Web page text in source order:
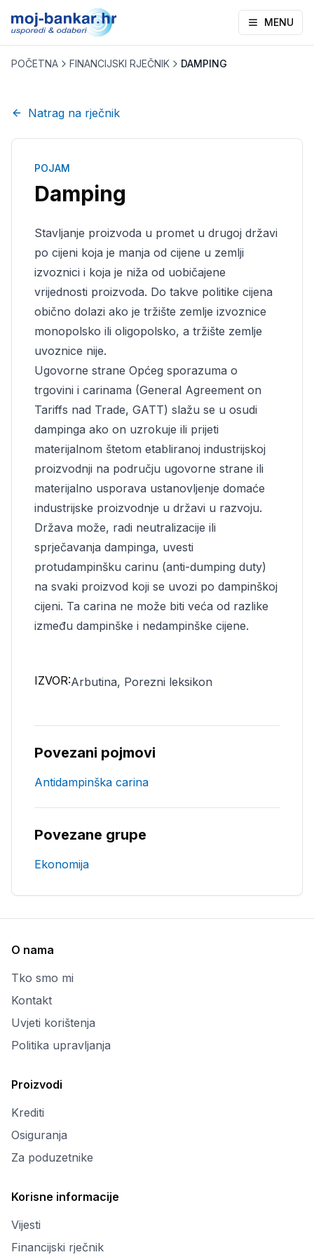
MENU
POČETNA FINANCIJSKI RJEČNIK DAMPING
Natrag na rječnik
POJAM
Damping
Stavljanje proizvoda u promet u drugoj državi
po cijeni koja je manja od cijene u zemlji
izvoznici i koja je niža od uobičajene
vrijednosti proizvoda. Do takve politike cijena
obično dolazi ako je tržište zemlje izvoznice
monopolsko ili oligopolsko, a tržište zemlje
uvoznice nije.
Ugovorne strane Općeg sporazuma o
trgovini i carinama (General Agreement on
Tariffs nad Trade, GATT) slažu se u osudi
dampinga ako on uzrokuje ili prijeti
materijalnom štetom etabliranoj industrijskoj
proizvodnji na području ugovorne strane ili
materijalno usporava ustanovljenje domaće
industrijske proizvodnje u državi u razvoju.
Država može, radi neutralizacije ili
sprječavanja dampinga, uvesti
protudampinšku carinu (anti-dumping duty)
na svaki proizvod koji se uvozi po dampinškoj
cijeni. Ta carina ne može biti veća od razlike
između dampinške i nedampinške cijene.
IZVOR:Arbutina, Porezni leksikon
Povezani pojmovi
Antidampinška carina
Povezane grupe
Ekonomija
O nama
Tko smo mi
Kontakt
Uvjeti korištenja
Politika upravljanja
Proizvodi
Krediti
Osiguranja
Za poduzetnike
Korisne informacije
Vijesti
Financijski rječnik